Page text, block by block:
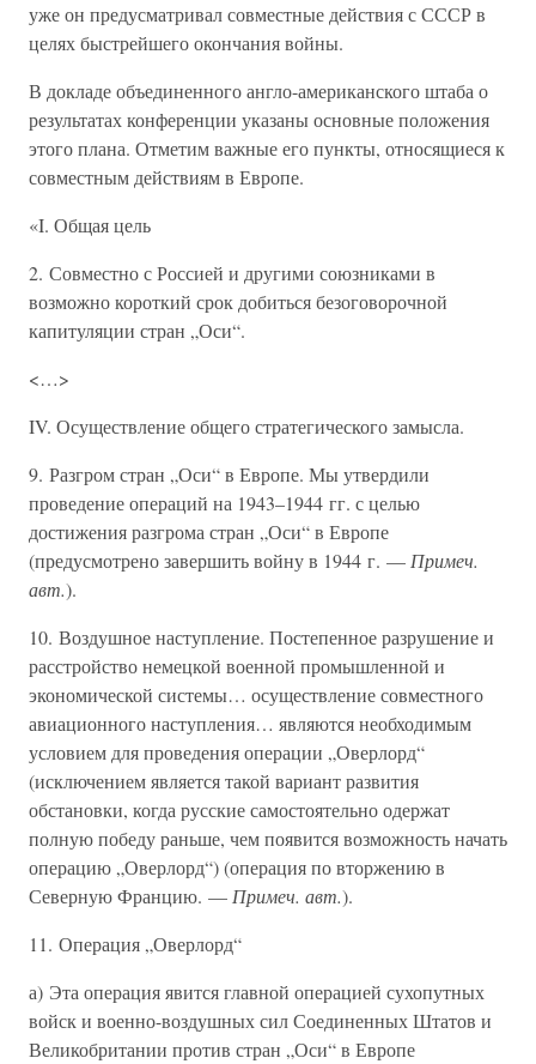
уже он предусматривал совместные действия с СССР в
целях быстрейшего окончания войны.
В докладе объединенного англо-американского штаба о
результатах конференции указаны основные положения
этого плана. Отметим важные его пункты, относящиеся к
совместным действиям в Европе.
«I. Общая цель
2. Совместно с Россией и другими союзниками в
возможно короткий срок добиться безоговорочной
капитуляции стран „Оси“.
<…>
IV. Осуществление общего стратегического замысла.
9. Разгром стран „Оси“ в Европе. Мы утвердили
проведение операций на 1943–1944 гг. с целью
достижения разгрома стран „Оси“ в Европе
(предусмотрено завершить войну в 1944 г. — Примеч.
авт.).
10. Воздушное наступление. Постепенное разрушение и
расстройство немецкой военной промышленной и
экономической системы… осуществление совместного
авиационного наступления… являются необходимым
условием для проведения операции „Оверлорд“
(исключением является такой вариант развития
обстановки, когда русские самостоятельно одержат
полную победу раньше, чем появится возможность начать
операцию „Оверлорд“) (операция по вторжению в
Северную Францию. — Примеч. авт.).
11. Операция „Оверлорд“
а) Эта операция явится главной операцией сухопутных
войск и военно-воздушных сил Соединенных Штатов и
Великобритании против стран „Оси“ в Европе